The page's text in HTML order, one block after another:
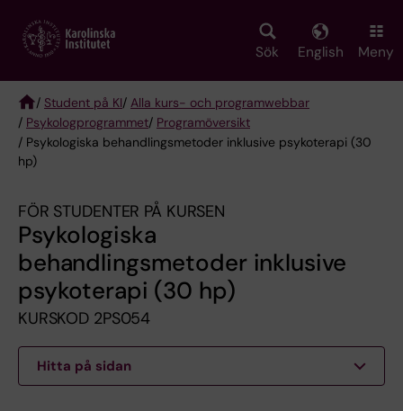
main
Sök English Meny
Breadcrumb
/ Student på KI/ Alla kurs- och programwebbar
/ Psykologprogrammet/ Programöversikt
/ Psykologiska behandlingsmetoder inklusive psykoterapi (30
hp)
FÖR STUDENTER PÅ KURSEN
Psykologiska
behandlingsmetoder inklusive
psykoterapi (30 hp)
KURSKOD 2PS054
Hitta på sidan